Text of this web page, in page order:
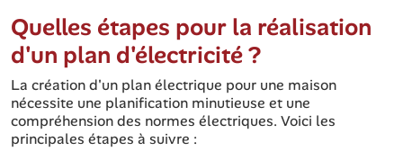
Quelles étapes pour la réalisation
d'un plan d'électricité ?
La création d'un plan électrique pour une maison
nécessite une planification minutieuse et une
compréhension des normes électriques. Voici les
principales étapes à suivre :